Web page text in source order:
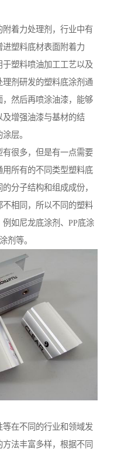
着力处理剂，行业中有
塑料底材表面附着力
塑料喷油加工工艺以及
剂研发的塑料底涂剂通
然后再喷涂油漆，能够
增强油漆与基材的结
层。
很多，但是有一点需要
所有的不同类型塑料底
分子结构和组成成份，
不相同，所以不同的塑料
如尼龙底涂剂、PP底涂
剂等。
在不同的行业和领域发
法丰富多样，根据不同